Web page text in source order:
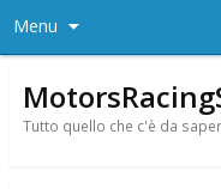
Menu
Tutto quello che c'è da